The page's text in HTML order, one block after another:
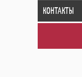
КОНТАКТЫ